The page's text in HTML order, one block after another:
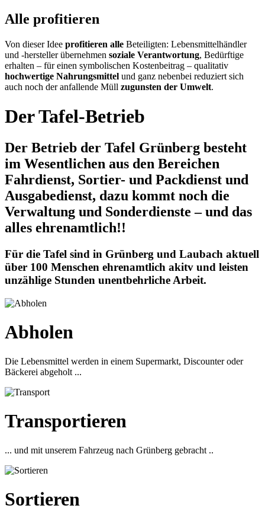
Alle profitieren
Von dieser Idee profitieren alle Beteiligten: Lebensmittelhändler
und -hersteller übernehmen soziale Verantwortung, Bedürftige
erhalten – für einen symbolischen Kostenbeitrag – qualitativ
hochwertige Nahrungsmittel und ganz nebenbei reduziert sich
auch noch der anfallende Müll zugunsten der Umwelt.
Der Tafel-Betrieb
Der Betrieb der Tafel Grünberg besteht
im Wesentlichen aus den Bereichen
Fahrdienst, Sortier- und Packdienst und
Ausgabedienst, dazu kommt noch die
Verwaltung und Sonderdienste – und das
alles ehrenamtlich!!
Für die Tafel sind in Grünberg und Laubach aktuell
über 100 Menschen ehrenamtlich akitv und leisten
unzählige Stunden unentbehrliche Arbeit.
Abholen
Die Lebensmittel werden in einem Supermarkt, Discounter oder
Bäckerei abgeholt ...
Transportieren
... und mit unserem Fahrzeug nach Grünberg gebracht ..
Sortieren